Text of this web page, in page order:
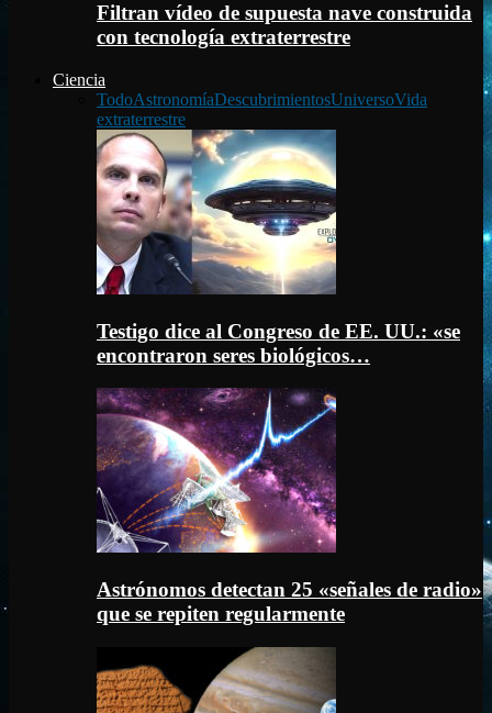
Filtran vídeo de supuesta nave construida
con tecnología extraterrestre
Ciencia
TodoAstronomíaDescubrimientosUniversoVida
extraterrestre
Testigo dice al Congreso de EE. UU.: «se
encontraron seres biológicos…
Astrónomos detectan 25 «señales de radio»
que se repiten regularmente